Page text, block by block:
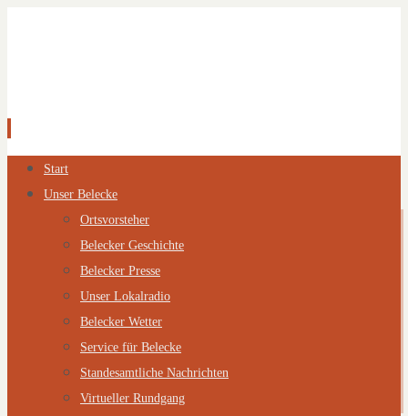
Zum
Inhalt
springen
Start
Unser Belecke
Ortsvorsteher
Belecker Geschichte
Belecker Presse
Unser Lokalradio
Belecker Wetter
Service für Belecke
Standesamtliche Nachrichten
Virtueller Rundgang